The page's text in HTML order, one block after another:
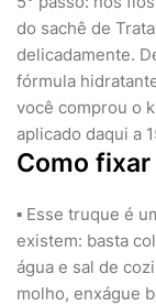
do sachê de
delicadamente.
fórmula
você comprou o
aplicado daqui a
Como
▪︎ Esse truque é
existem: basta
água e sal de
molho, enxágue